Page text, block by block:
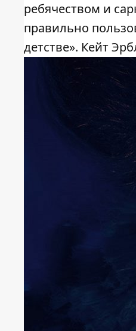
ребячеством и
правильно
детстве». Кейт